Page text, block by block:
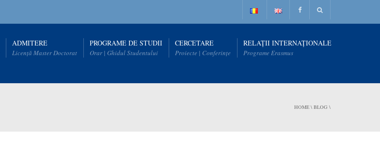
ADMITERE
Licență Master Doctorat
PROGRAME DE STUDII
Orar | Ghidul Studentului
CERCETARE
Proiecte | Conferințe
RELAȚII INTERNAȚIONALE
Programe Erasmus
HOME \ BLOG \